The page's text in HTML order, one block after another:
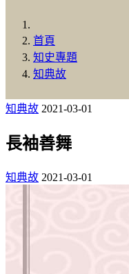
首頁
知史專題
知典故
知典故 2021-03-01
長袖善舞
知典故 2021-03-01